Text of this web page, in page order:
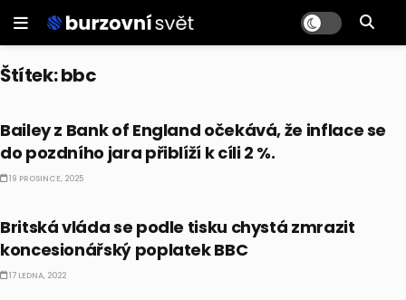
Štítek:bbc
Bailey z Bank of England očekává, že inflace se
do pozdního jara přiblíží k cíli 2 %.
19 PROSINCE, 2025
Britská vláda se podle tisku chystá zmrazit
koncesionářský poplatek BBC
17 LEDNA, 2022